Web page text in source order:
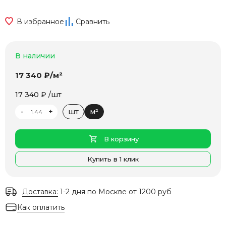
В избранное Сравнить
В наличии
17 340 ₽/м²
17 340 ₽ /шт
-
+ шт м²
В корзину
Купить в 1 клик
Доставка: 1-2 дня по Москве от 1200 руб
Как оплатить